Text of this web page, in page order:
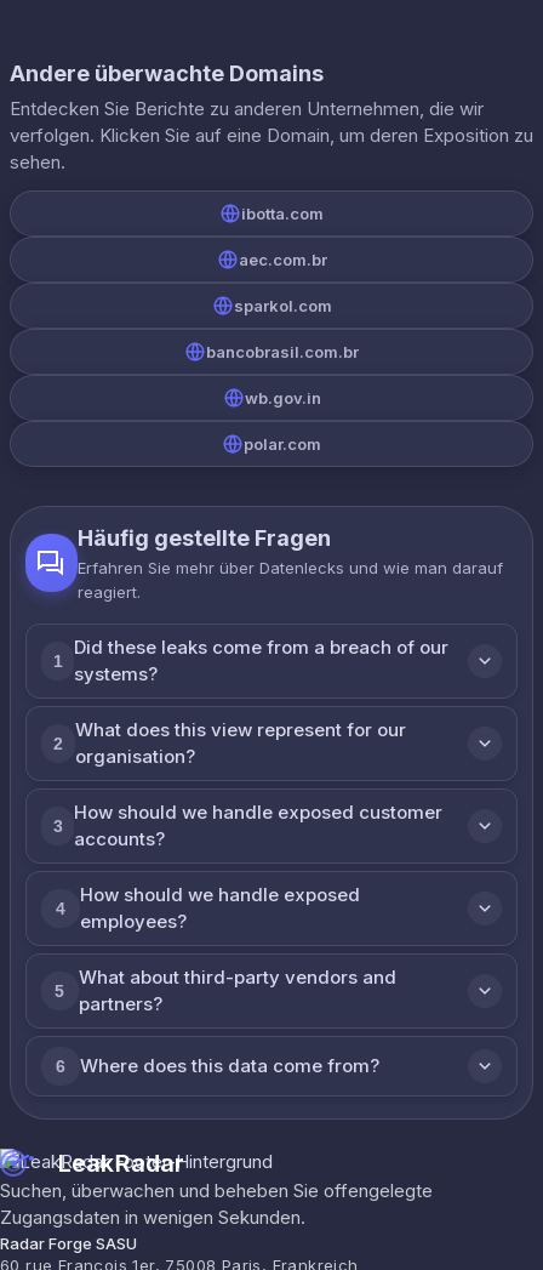
Andere überwachte Domains
Entdecken Sie Berichte zu anderen Unternehmen, die wir
verfolgen. Klicken Sie auf eine Domain, um deren Exposition zu
sehen.
ibotta.com
aec.com.br
sparkol.com
bancobrasil.com.br
wb.gov.in
polar.com
Häufig gestellte Fragen
Erfahren Sie mehr über Datenlecks und wie man darauf
reagiert.
1
Did these leaks come from a breach of our
systems?
2
What does this view represent for our
organisation?
3
How should we handle exposed customer
accounts?
4
How should we handle exposed
employees?
5
What about third-party vendors and
partners?
6 Where does this data come from?
LeakRadar
Suchen, überwachen und beheben Sie offengelegte
Zugangsdaten in wenigen Sekunden.
Radar Forge SASU
60 rue François 1er, 75008 Paris, Frankreich